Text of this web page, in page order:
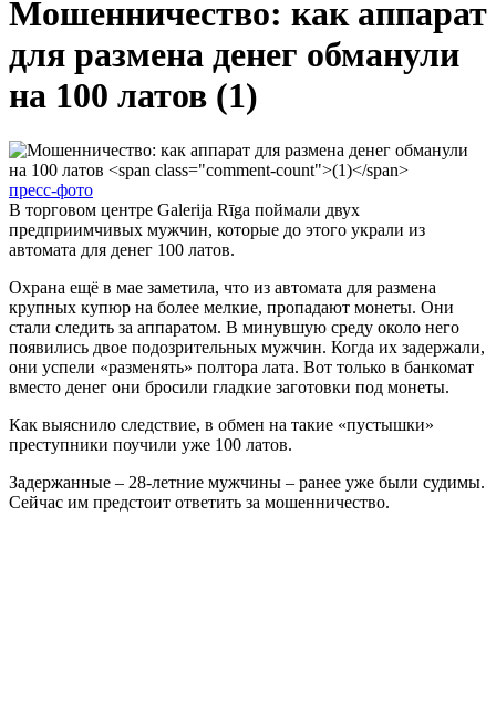
Мошенничество: как аппарат
для размена денег обманули
на 100 латов (1)
пресс-фото
В торговом центре Galerija Rīga поймали двух
предприимчивых мужчин, которые до этого украли из
автомата для денег 100 латов.
Охрана ещё в мае заметила, что из автомата для размена
крупных купюр на более мелкие, пропадают монеты. Они
стали следить за аппаратом. В минувшую среду около него
появились двое подозрительных мужчин. Когда их задержали,
они успели «разменять» полтора лата. Вот только в банкомат
вместо денег они бросили гладкие заготовки под монеты.
Как выяснило следствие, в обмен на такие «пустышки»
преступники поучили уже 100 латов.
Задержанные – 28-летние мужчины – ранее уже были судимы.
Сейчас им предстоит ответить за мошенничество.